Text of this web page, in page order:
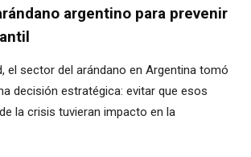
argentino para prevenir
el sector del arándano en Argentina tomó
decisión estratégica: evitar que esos
la crisis tuvieran impacto en la